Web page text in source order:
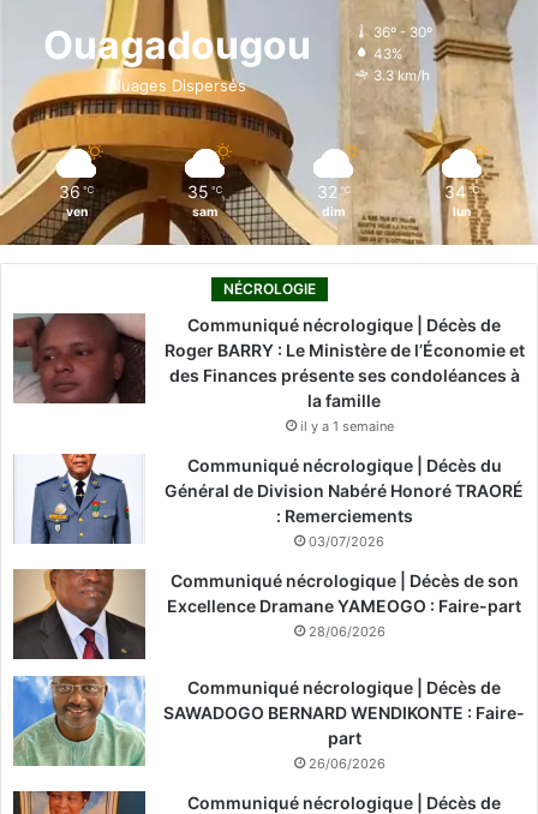
o
k
i
n
g
r
k
Ouagadougou
Nuages Dispersés
36º - 30º
43%
3.3 km/h
36 ℃
ven
35 ℃
sam
32 ℃
dim
34 ℃
lun
NÉCROLOGIE
Communiqué nécrologique | Décès de
Roger BARRY : Le Ministère de l’Économie et
des Finances présente ses condoléances à
la famille
il y a 1 semaine
Communiqué nécrologique | Décès du
Général de Division Nabéré Honoré TRAORÉ
: Remerciements
03/07/2026
Communiqué nécrologique | Décès de son
Excellence Dramane YAMEOGO : Faire-part
28/06/2026
Communiqué nécrologique | Décès de
SAWADOGO BERNARD WENDIKONTE : Faire-
part
26/06/2026
Communiqué nécrologique | Décès de